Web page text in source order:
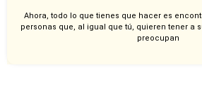
Ahora, todo lo que tienes que hacer es
personas que, al igual que tú, quieren tener a
preocupan